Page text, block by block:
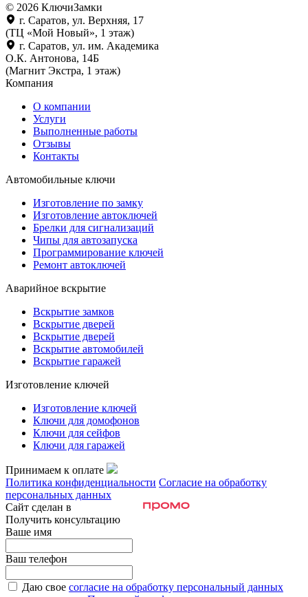
© 2026 КлючиЗамки
г. Саратов, ул. Верхняя, 17
(ТЦ «Мой Новый», 1 этаж)
г. Саратов, ул. им. Академика
О.К. Антонова, 14Б
(Магнит Экстра, 1 этаж)
Компания
О компании
Услуги
Выполненные работы
Отзывы
Контакты
Автомобильные ключи
Изготовление по замку
Изготовление автоключей
Брелки для сигнализаций
Чипы для автозапуска
Программирование ключей
Ремонт автоключей
Аварийное вскрытие
Вскрытие замков
Вскрытие дверей
Вскрытие дверей
Вскрытие автомобилей
Вскрытие гаражей
Изготовление ключей
Изготовление ключей
Ключи для домофонов
Ключи для сейфов
Ключи для гаражей
Принимаем к оплате
Политика конфиденциальности Согласие на обработку
персональных данных
Сайт сделан в
Получить консультацию
Ваше имя
Ваш телефон
Даю свое согласие на обработку персональный данных